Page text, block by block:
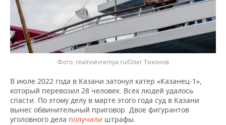
КИБЕРСПОРТ
ФИГУРНОЕ КАТАНИЕ
ВОДНЫЕ ВИДЫ СПОРТА
ХОККЕЙ С МЯЧОМ
КУЛЬТУРА
МЕДИЦИНА
ОБРАЗОВАНИЕ
ПРОИСШЕСТВИЯ
СПИСОК КОМПАНИЙ
Фото: realnoevremya.ru/Олег Тихонов
В июле 2022 года в Казани затонул катер «Казанец-1»,
который перевозил 28 человек. Всех людей удалось
спасти. По этому делу в марте этого года суд в Казани
вынес обвинительный приговор. Двое фигурантов
уголовного дела получили штрафы.